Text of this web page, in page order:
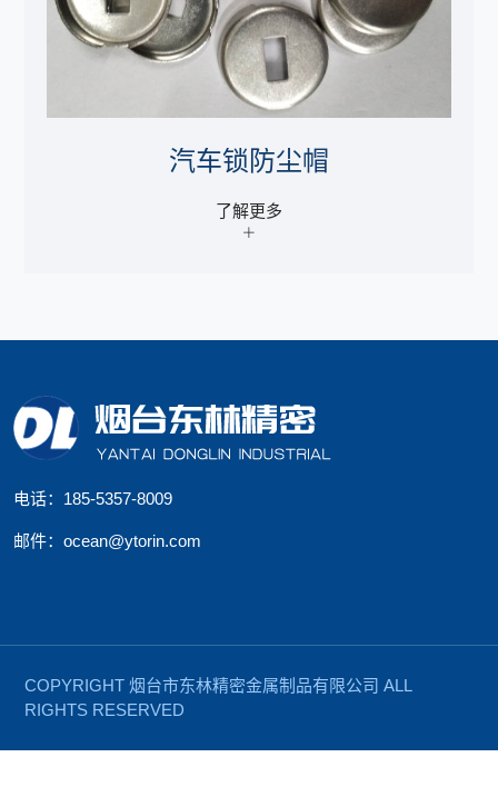
汽车锁防尘帽
了解更多
电话：185-5357-8009
邮件：ocean@ytorin.com
COPYRIGHT 烟台市东林精密金属制品有限公司 ALL
RIGHTS RESERVED